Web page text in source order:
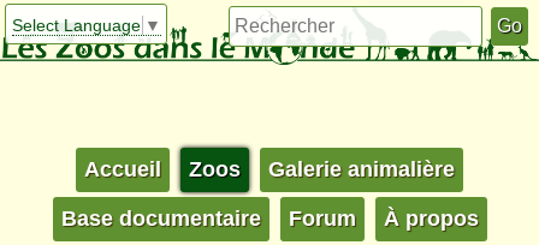
Select Language ▼
Accueil Zoos Galerie animalière
Base documentaire Forum À propos